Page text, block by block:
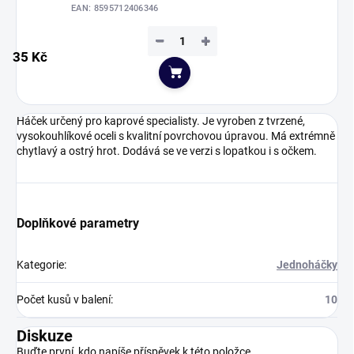
EAN: 8595712406346
35 Kč
+
−
Do košíku
Háček určený pro kaprové specialisty. Je vyroben z tvrzené,
vysokouhlíkové oceli s kvalitní povrchovou úpravou. Má extrémně
chytlavý a ostrý hrot. Dodává se ve verzi s lopatkou i s očkem.
Doplňkové parametry
Kategorie: Jednoháčky
Počet kusů v balení: 10
Diskuze